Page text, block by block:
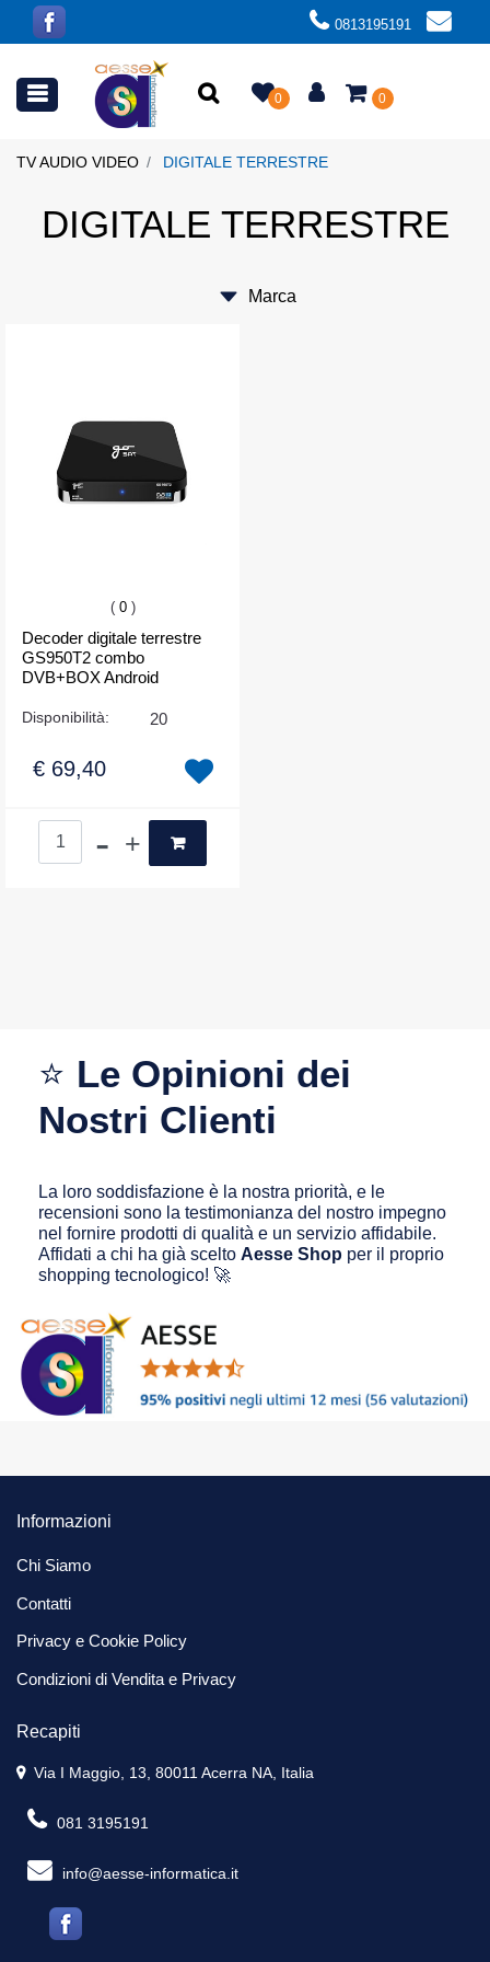
0813195191
Open menu 0 0
TV AUDIO VIDEO DIGITALE TERRESTRE
DIGITALE TERRESTRE
( 0 )
Decoder digitale terrestre
GS950T2 combo
DVB+BOX Android
Disponibilità: 20
€ 69,40
⭐ Le Opinioni dei
Nostri Clienti
La loro soddisfazione è la nostra priorità, e le
recensioni sono la testimonianza del nostro impegno
nel fornire prodotti di qualità e un servizio affidabile.
Affidati a chi ha già scelto Aesse Shop per il proprio
shopping tecnologico! 🚀
Informazioni
Chi Siamo
Contatti
Privacy e Cookie Policy
Condizioni di Vendita e Privacy
Recapiti
Via I Maggio, 13, 80011 Acerra NA, Italia
081 3195191
info@aesse-informatica.it